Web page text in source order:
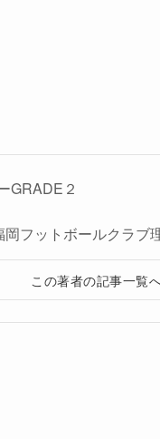
GRADE２
フットボールクラブ
この著者の記事一覧